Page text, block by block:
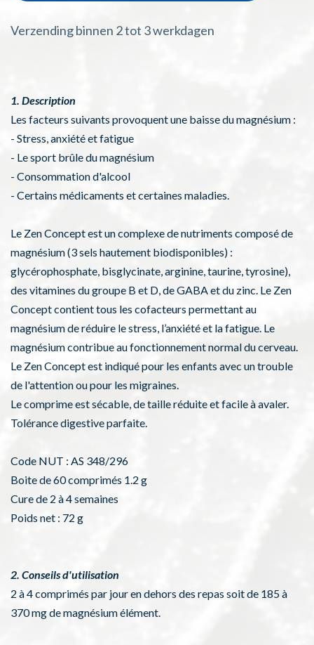
Verzending binnen 2 tot 3 werkdagen
1. Description
Les facteurs suivants provoquent une baisse du magnésium :
- Stress, anxiété et fatigue
- Le sport brûle du magnésium
- Consommation d'alcool
- Certains médicaments et certaines maladies.
Le Zen Concept est un complexe de nutriments composé de
magnésium (3 sels hautement biodisponibles) :
glycérophosphate, bisglycinate, arginine, taurine, tyrosine),
des vitamines du groupe B et D, de GABA et du zinc. Le Zen
Concept contient tous les cofacteurs permettant au
magnésium de réduire le stress, l’anxiété et la fatigue. Le
magnésium contribue au fonctionnement normal du cerveau.
Le Zen Concept est indiqué pour les enfants avec un trouble
de l'attention ou pour les migraines.
Le comprime est sécable, de taille réduite et facile à avaler.
Tolérance digestive parfaite.
Code NUT : AS 348/296
Boite de 60 comprimés 1.2 g
Cure de 2 à 4 semaines
Poids net : 72 g
2. Conseils d'utilisation
2 à 4 comprimés par jour en dehors des repas soit de 185 à
370 mg de magnésium élément.